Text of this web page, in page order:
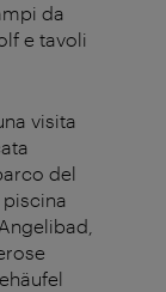
da
e tavoli
visita
del